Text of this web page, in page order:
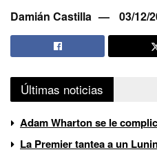
Damián Castilla 03/12/
Últimas noticias
Adam Wharton se le
La Premier tantea a un